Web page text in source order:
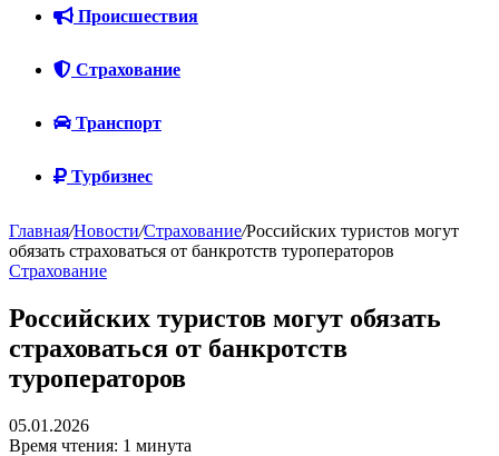
Происшествия
Страхование
Транспорт
Турбизнес
Главная/Новости/Страхование/Российских туристов могут
обязать страховаться от банкротств туроператоров
Страхование
Российских туристов могут обязать
страховаться от банкротств
туроператоров
05.01.2026
Время чтения: 1 минута